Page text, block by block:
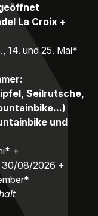
La Croix +
14. und 25. Mai*
Seilrutsche,
und
+
30/08/2026 +